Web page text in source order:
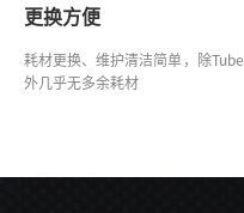
更换方便
耗材更换、维护清洁简单，除Tube
外几乎无多余耗材